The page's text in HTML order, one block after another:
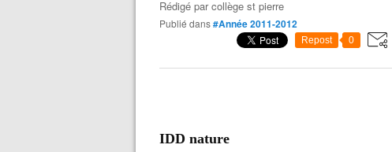
Rédigé parcollège st pierre
Publié dans#Année 2011-2012
Repost 0
IDD nature